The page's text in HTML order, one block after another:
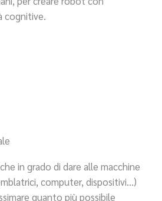
cognitive.
in grado di dare alle macchine
computer, dispositivi…)
quanto più possibile